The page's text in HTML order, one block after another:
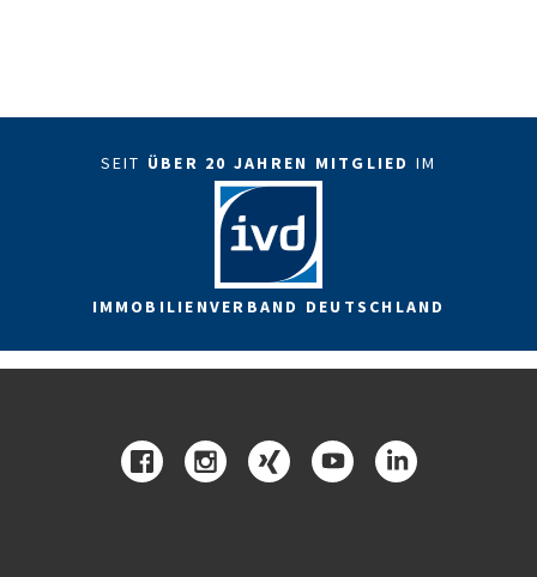
SEIT ÜBER 20 JAHREN MITGLIED IM
IMMOBILIENVERBAND DEUTSCHLAND